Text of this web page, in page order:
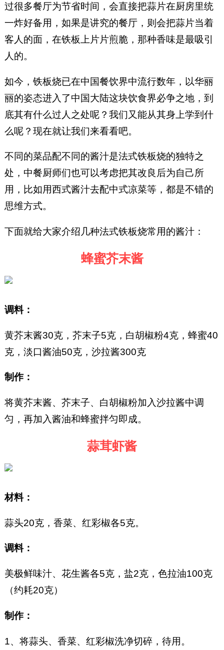
过很多餐厅为节省时间，会直接把蒜片在厨房里统
一炸好备用，如果是讲究的餐厅，则会把蒜片当着
客人的面，在铁板上片片煎脆，那种香味是最吸引
人的。
如今，铁板烧已在中国餐饮界中流行数年，以华丽
丽的姿态进入了中国大陆这块饮食界必争之地，到
底其有什么过人之处呢？我们又能从其身上学到什
么呢？现在就让我们来看看吧。
不同的菜品配不同的酱汁是法式铁板烧的独特之
处，中餐厨师们也可以考虑把其改良后为自己所
用，比如用西式酱汁去配中式凉菜等，都是不错的
思维方式。
下面就给大家介绍几种法式铁板烧常用的酱汁：
蜂蜜芥末酱
调料：
黄芥末酱30克，芥末子5克，白胡椒粉4克，蜂蜜40
克，淡口酱油50克，沙拉酱300克
制作：
将黄芥末酱、芥末子、白胡椒粉加入沙拉酱中调
匀，再加入酱油和蜂蜜拌匀即成。
蒜茸虾酱
材料：
蒜头20克，香菜、红彩椒各5克。
调料：
美极鲜味汁、花生酱各5克，盐2克，色拉油100克
（约耗20克）
制作：
1、将蒜头、香菜、红彩椒洗净切碎，待用。